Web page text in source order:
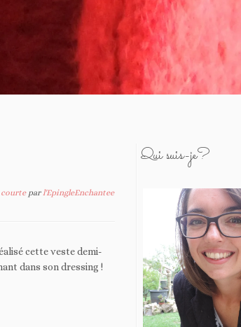
courte par l'EpingleEnchantee
cette veste demi-
dans son dressing !
Qui suis-je?